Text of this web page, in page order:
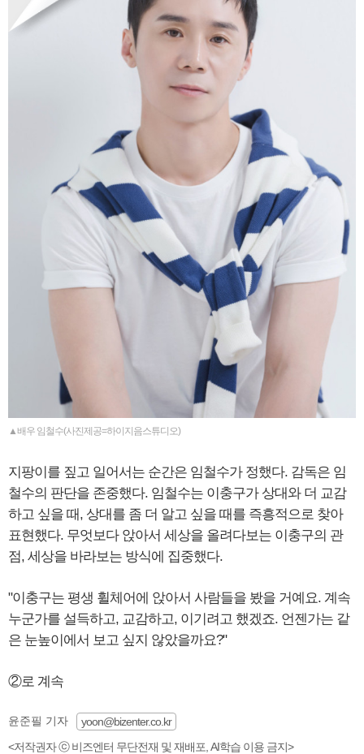
▲배우 임철수(사진제공=하이지음스튜디오)
지팡이를 짚고 일어서는 순간은 임철수가 정했다. 감독은 임
철수의 판단을 존중했다. 임철수는 이충구가 상대와 더 교감
하고 싶을 때, 상대를 좀 더 알고 싶을 때를 즉흥적으로 찾아
표현했다. 무엇보다 앉아서 세상을 올려다보는 이충구의 관
점, 세상을 바라보는 방식에 집중했다.
"이충구는 평생 휠체어에 앉아서 사람들을 봤을 거예요. 계속
누군가를 설득하고, 교감하고, 이기려고 했겠죠. 언젠가는 같
은 눈높이에서 보고 싶지 않았을까요?"
②로 계속
윤준필 기자
yoon@bizenter.co.kr
<저작권자 ⓒ 비즈엔터 무단전재 및 재배포, AI학습 이용 금지>